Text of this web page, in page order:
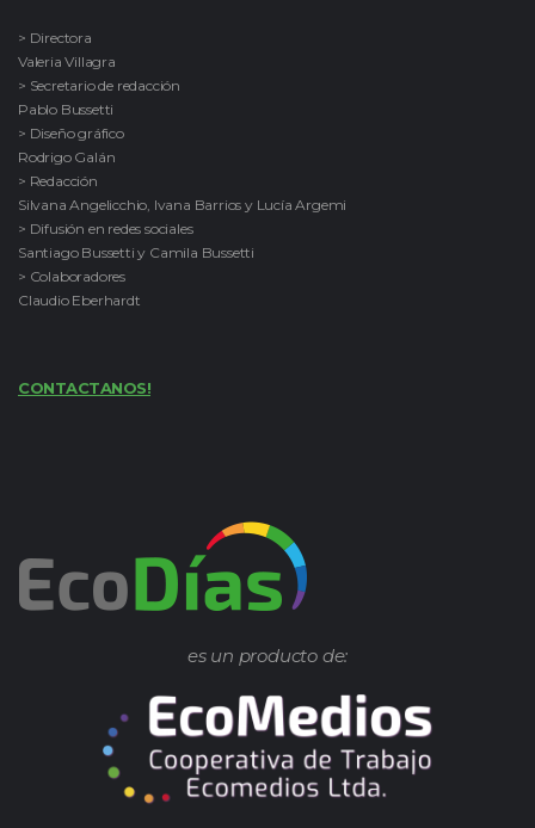
> Directora
Valeria Villagra
> Secretario de redacción
Pablo Bussetti
> Diseño gráfico
Rodrigo Galán
> Redacción
Silvana Angelicchio, Ivana Barrios y Lucía Argemi
> Difusión en redes sociales
Santiago Bussetti y Camila Bussetti
> Colaboradores
Claudio Eberhardt
CONTACTANOS!
es un producto de: